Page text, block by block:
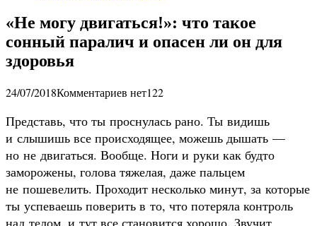
«Не могу двигаться!»: что такое
сонный паралич и опасен ли он для
здоровья
24/07/2018Комментариев нет122
Представь, что ты проснулась рано. Ты видишь
и слышишь все происходящее, можешь дышать —
но не двигаться. Вообще. Ноги и руки как будто
заморожены, голова тяжелая, даже пальцем
не пошевелить. Проходит несколько минут, за которые
ты успеваешь поверить в то, что потеряла контроль
над телом, и тут все становится хорошо. Звучит